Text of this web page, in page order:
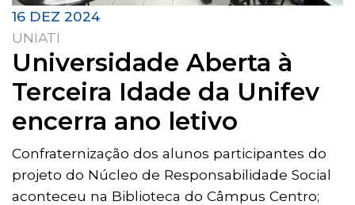
16 DEZ 2024
UNIATI
Universidade Aberta à
Terceira Idade da Unifev
encerra ano letivo
Confraternização dos alunos participantes do
projeto do Núcleo de Responsabilidade Social
aconteceu na Biblioteca do Câmpus Centro;